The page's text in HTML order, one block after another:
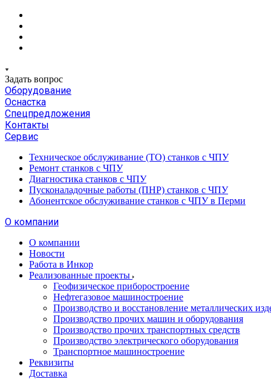
Задать вопрос
Оборудование
Оснастка
Спецпредложения
Контакты
Сервис
Техническое обслуживание (ТО) станков с ЧПУ
Ремонт станков с ЧПУ
Диагностика станков с ЧПУ
Пусконаладочные работы (ПНР) станков с ЧПУ
Абонентское обслуживание станков с ЧПУ в Перми
О компании
О компании
Новости
Работа в Инкор
Реализованные проекты
Геофизическое приборостроение
Нефтегазовое машиностроение
Производство и восстановление металлических
Производство прочих машин и оборудования
Производство прочих транспортных средств
Производство электрического оборудования
Транспортное машиностроение
Реквизиты
Доставка